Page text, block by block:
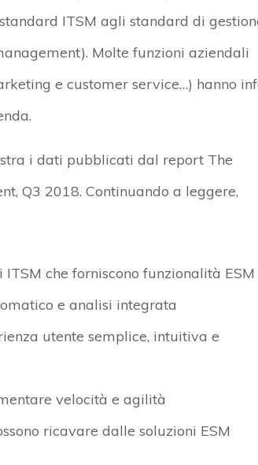
ITSM agli standard di
Molte funzioni aziendali
e customer service…) hanno
i dati pubblicati dal report The
Q3 2018. Continuando a leggere,
che forniscono funzionalità ESM
e analisi integrata
utente semplice, intuitiva e
velocità e agilità
ricavare dalle soluzioni ESM